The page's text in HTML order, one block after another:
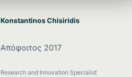
Konstantinos Chisiridis
Απόφοιτος 2017
Research and Innovation Specialist